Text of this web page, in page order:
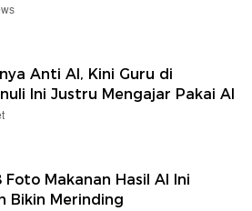
Anti AI, Kini Guru di
Ini Justru Mengajar Pakai AI
Foto Makanan Hasil AI Ini
Bikin Merinding